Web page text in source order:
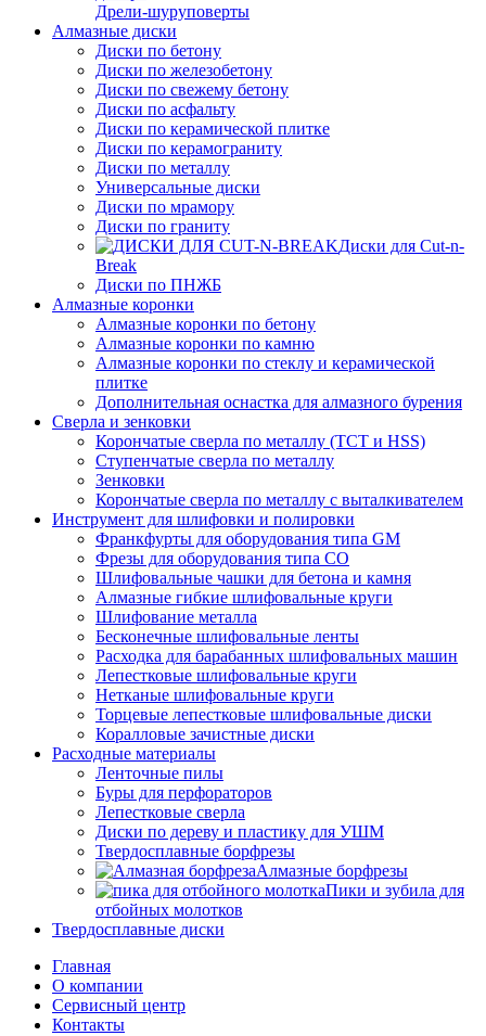
Дрели-шуруповерты
Алмазные диски
Диски по бетону
Диски по железобетону
Диски по свежему бетону
Диски по асфальту
Диски по керамической плитке
Диски по керамограниту
Диски по металлу
Универсальные диски
Диски по мрамору
Диски по граниту
Диски для Cut-n-
Break
Диски по ПНЖБ
Алмазные коронки
Алмазные коронки по бетону
Алмазные коронки по камню
Алмазные коронки по стеклу и керамической
плитке
Дополнительная оснастка для алмазного бурения
Сверла и зенковки
Корончатые сверла по металлу (TCT и HSS)
Ступенчатые сверла по металлу
Зенковки
Корончатые сверла по металлу c выталкивателем
Инструмент для шлифовки и полировки
Франкфурты для оборудования типа GM
Фрезы для оборудования типа СО
Шлифовальные чашки для бетона и камня
Алмазные гибкие шлифовальные круги
Шлифование металла
Бесконечные шлифовальные ленты
Расходка для барабанных шлифовальных машин
Лепестковые шлифовальные круги
Нетканые шлифовальные круги
Торцевые лепестковые шлифовальные диски
Коралловые зачистные диски
Расходные материалы
Ленточные пилы
Буры для перфораторов
Лепестковые сверла
Диски по дереву и пластику для УШМ
Твердосплавные борфрезы
Алмазные борфрезы
Пики и зубила для
отбойных молотков
Твердосплавные диски
Главная
О компании
Сервисный центр
Контакты